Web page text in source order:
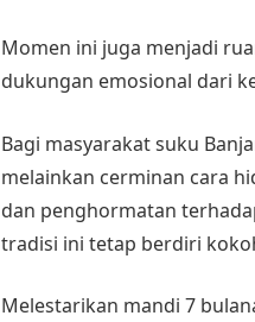
Momen ini juga menjadi
dukungan emosional dari
Bagi masyarakat suku
melainkan cerminan cara
dan penghormatan
tradisi ini tetap berdiri
Melestarikan mandi 7